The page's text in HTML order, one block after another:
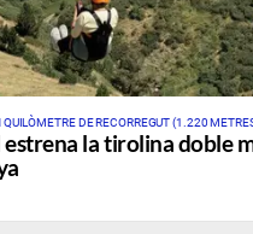
DE RECORREGUT (1.220
estrena la tirolina doble